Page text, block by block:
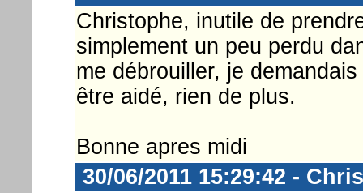
Christophe, inutile de
simplement un peu perdu
me débrouiller, je
être aidé, rien de plus.
Bonne apres midi
30/06/2011 15:29:42 -